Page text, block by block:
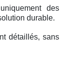
des
durable.
détaillés, sans